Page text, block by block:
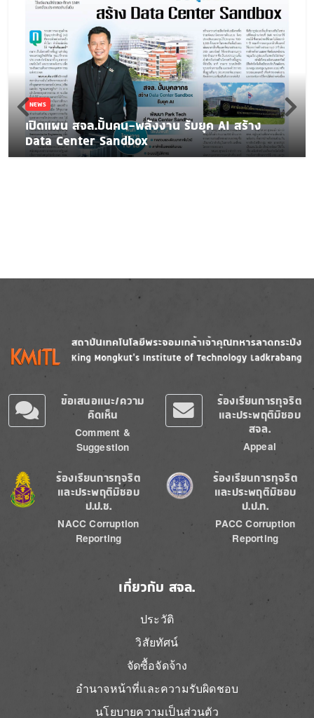
NEWS
เปิดแผน สจล.ปั้นคน-พลังงาน รับยุค AI สร้าง
Data Center Sandbox
Image
ข้อเสนอแนะ/ความ
คิดเห็น
Comment &
Suggestion
ร้องเรียนการทุจริต
และประพฤติมิชอบ
สจล.
Appeal
Image
ร้องเรียนการทุจริต
และประพฤติมิชอบ
ป.ป.ช.
NACC Corruption
Reporting
Image
ร้องเรียนการทุจริต
และประพฤติมิชอบ
ป.ป.ท.
PACC Corruption
Reporting
เกี่ยวกับ สจล.
ประวัติ
วิสัยทัศน์
จัดซื้อจัดจ้าง
อำนาจหน้าที่และความรับผิดชอบ
นโยบายความเป็นส่วนตัว